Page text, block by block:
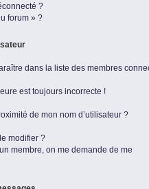
?
forum » ?
dans la liste des membres
est toujours incorrecte !
de mon nom d’utilisateur ?
modifier ?
membre, on me demande de me